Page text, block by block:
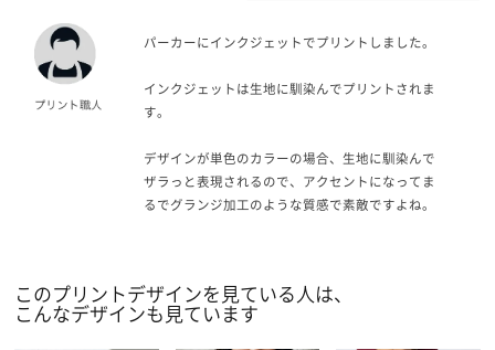
パーカーにインクジェットでプリントしました。
インクジェットは生地に馴染んでプリントされま
す。
デザインが単色のカラーの場合、生地に馴染んで
ザラっと表現されるので、アクセントになってま
るでグランジ加工のような質感で素敵ですよね。
このプリントデザインを見ている人は、
こんなデザインも見ています